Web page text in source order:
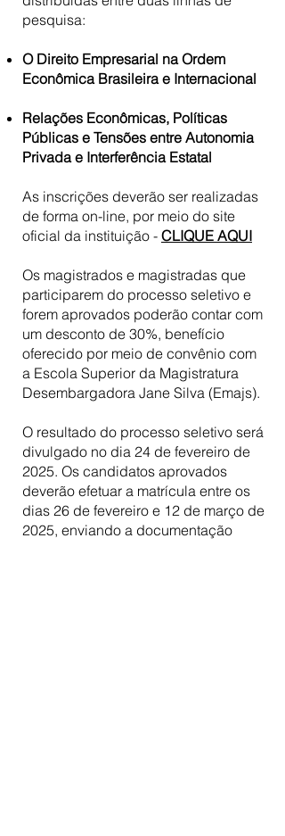
pesquisa:
O Direito Empresarial na Ordem
Econômica Brasileira e Internacional
Relações Econômicas, Políticas
Públicas e Tensões entre Autonomia
Privada e Interferência Estatal
As inscrições deverão ser realizadas
de forma on-line, por meio do site
oficial da instituição - CLIQUE AQUI
Os magistrados e magistradas que
participarem do processo seletivo e
forem aprovados poderão contar com
um desconto de 30%, benefício
oferecido por meio de convênio com
a Escola Superior da Magistratura
Desembargadora Jane Silva (Emajs).
O resultado do processo seletivo será
divulgado no dia 24 de fevereiro de
2025. Os candidatos aprovados
deverão efetuar a matrícula entre os
dias 26 de fevereiro e 12 de março de
2025, enviando a documentação